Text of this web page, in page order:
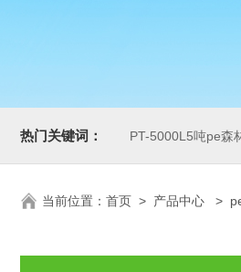
热门关键词： PT-5000L5吨pe森
当前位置： 首页 > 产品中心 >